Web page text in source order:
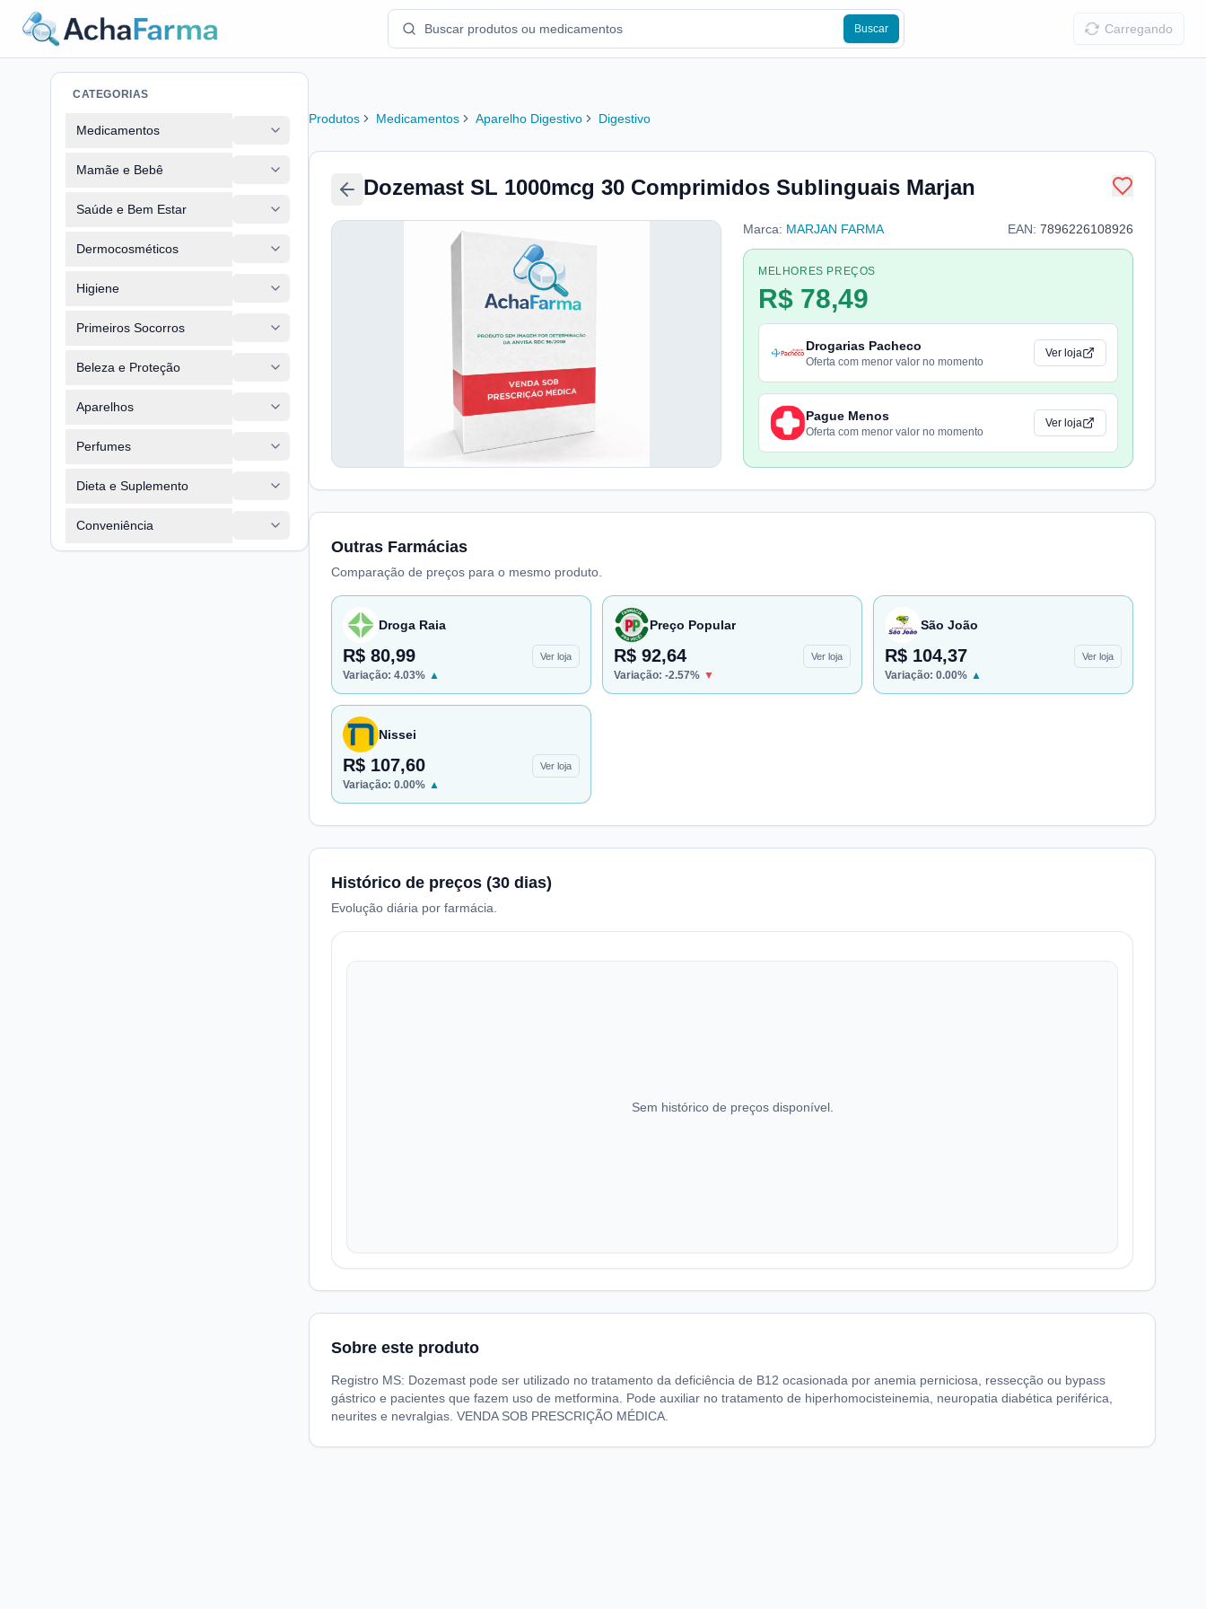
Buscar Carregando
CATEGORIAS
Medicamentos
Mamãe e Bebê
Saúde e Bem Estar
Dermocosméticos
Higiene
Primeiros Socorros
Beleza e Proteção
Aparelhos
Perfumes
Dieta e Suplemento
Conveniência
Produtos Medicamentos Aparelho Digestivo Digestivo
Dozemast SL 1000mcg 30 Comprimidos Sublinguais Marjan
Marca: MARJAN FARMA EAN: 7896226108926
MELHORES PREÇOS
R$ 78,49
Drogarias Pacheco
Oferta com menor valor no momento
Ver loja
Pague Menos
Oferta com menor valor no momento
Ver loja
Outras Farmácias
Comparação de preços para o mesmo produto.
Droga Raia
R$ 80,99 Ver loja
Variação: 4.03% ▲
Preço Popular
R$ 92,64 Ver loja
Variação: -2.57% ▼
São João
R$ 104,37 Ver loja
Variação: 0.00% ▲
Nissei
R$ 107,60 Ver loja
Variação: 0.00% ▲
Histórico de preços (30 dias)
Evolução diária por farmácia.
Sem histórico de preços disponível.
Sobre este produto
Registro MS: Dozemast pode ser utilizado no tratamento da deficiência de B12 ocasionada por anemia perniciosa, ressecção ou bypass
gástrico e pacientes que fazem uso de metformina. Pode auxiliar no tratamento de hiperhomocisteinemia, neuropatia diabética periférica,
neurites e nevralgias. VENDA SOB PRESCRIÇÃO MÉDICA.